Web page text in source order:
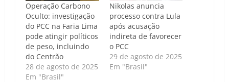
Operação Carbono
Oculto: investigação
do PCC na Faria Lima
pode atingir políticos
de peso, incluindo
do Centrão
28 de agosto de 2025
Em "Brasil"
Nikolas anuncia
processo contra Lula
após acusação
indireta de favorecer
o PCC
29 de agosto de 2025
Em "Brasil"